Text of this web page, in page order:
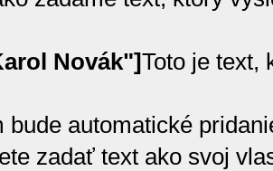
Novák"]Toto je text,
bude automatické
zadať text ako svoj